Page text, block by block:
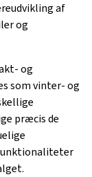
af
og
og
som vinter- og
præcis de